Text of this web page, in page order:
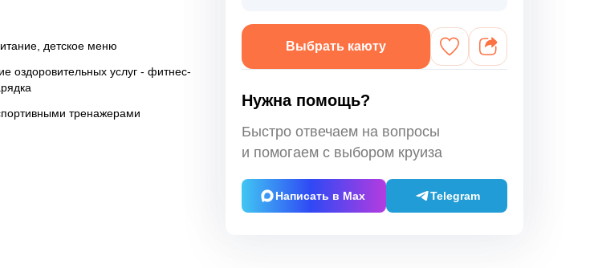
детское меню
оздоровительных услуг - фитнес-
тренажерами
Выбрать каюту
Нужна помощь?
Быстро отвечаем на вопросы
и помогаем с выбором круиза
Написать в Max Telegram